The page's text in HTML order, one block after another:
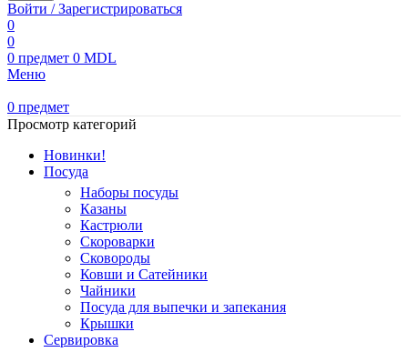
Войти / Зарегистрироваться
0
0
0 предмет 0 MDL
Меню
0 предмет
Просмотр категорий
Новинки!
Посуда
Наборы посуды
Казаны
Кастрюли
Скороварки
Сковороды
Ковши и Сатейники
Чайники
Посуда для выпечки и запекания
Крышки
Сервировка